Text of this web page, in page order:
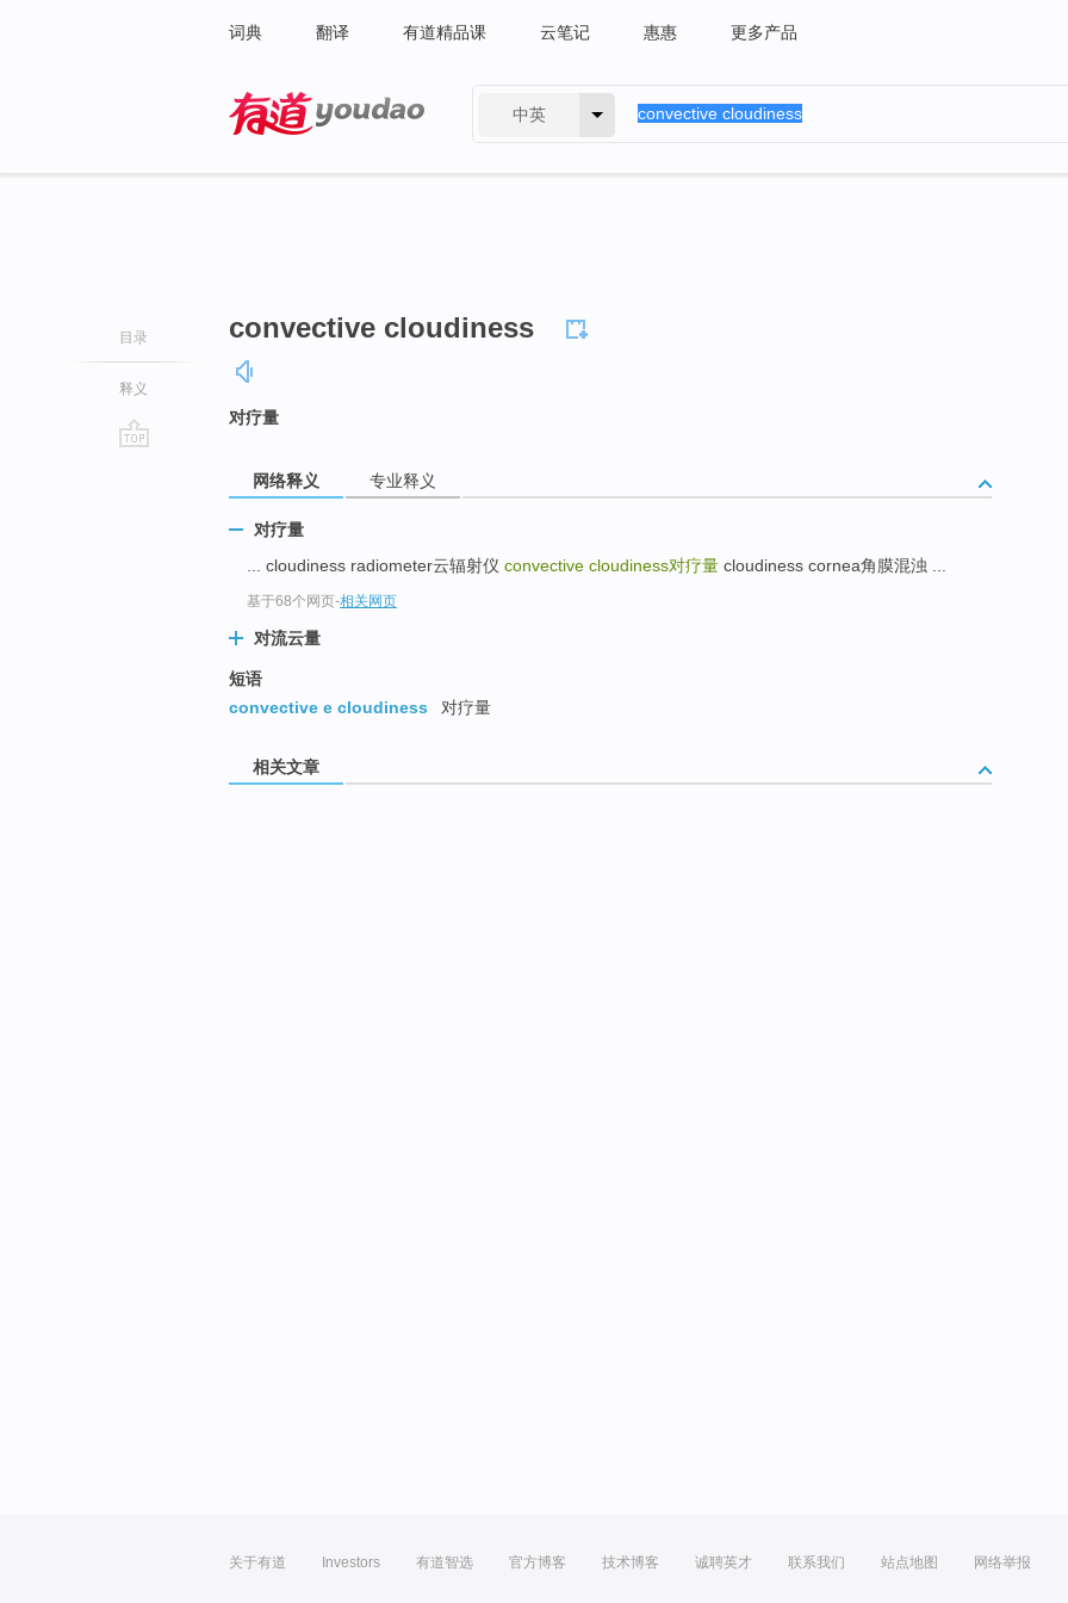
词典 翻译 有道精品课 云笔记 惠惠 更多产品
中英
目录
释义
convective cloudiness
对疗量
网络释义 专业释义
对疗量
... cloudiness radiometer云辐射仪 convective cloudiness对疗量 cloudiness cornea角膜混浊 ...
基于68个网页-相关网页
对流云量
短语
convective e cloudiness
对疗量
相关文章
关于有道 Investors 有道智选 官方博客 技术博客 诚聘英才 联系我们 站点地图 网络举报